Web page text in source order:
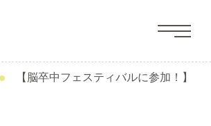
【脳卒中フェスティバルに参加！】